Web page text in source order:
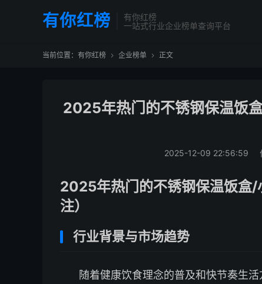
有你红榜
有你红榜
一站式行业企业榜单查询平台
当前位置： 有你红榜  企业榜单  正文
2025年热门的不锈钢保温饭
2025-12-09 22:56:59
2025年热门的不锈钢保温饭盒/
注）
行业背景与市场趋势
随着健康饮食理念的普及和快节奏生